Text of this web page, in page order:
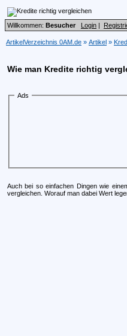
Willkommen: Besucher Login |
ArtikelVerzeichnis 0AM.de » Artikel »
Wie man Kredite richtig
Ads
Auch bei so einfachen Dingen wie
vergleichen. Worauf man dabei Wert